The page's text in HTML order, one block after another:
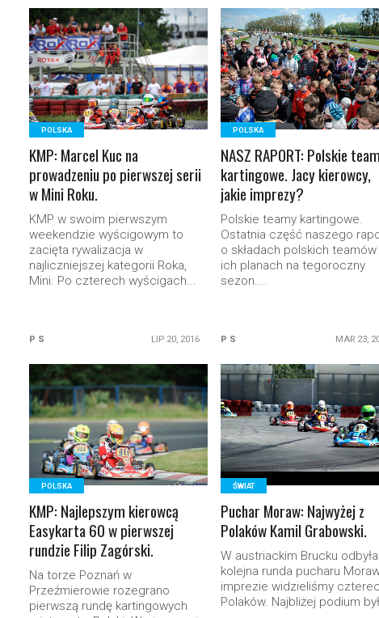
READ MORE
POLSKA
KMP: Marcel Kuc na
prowadzeniu po pierwszej serii
w Mini Roku.
KMP w swoim pierwszym
weekendzie wyścigowym to
zacięta rywalizacja w
najliczniejszej kategorii Roka,
Mini. Po czterech wyścigach...
P S LIP 20, 2016
READ MORE
POLSKA
NASZ RAPORT: Polskie
kartingowe. Jacy kierowcy,
jakie imprezy?
Polskie teamy kartingowe.
Ostatnia część naszego
o składach polskich teamów
ich planach na tegoroczny
sezon....
P S MAR 23,
READ MORE
POLSKA
KMP: Najlepszym kierowcą
Easykarta 60 w pierwszej
rundzie Filip Zagórski.
Na torze Poznań w
Przeźmierowie rozegrano
pierwszą rundę kartingowych
READ MORE
ŚWIAT
Puchar Moraw: Najwyżej z
Polaków Kamil Grabowski.
W austriackim Brucku
kolejna runda pucharu
imprezie widzieliśmy
Polaków. Najbliżej podium